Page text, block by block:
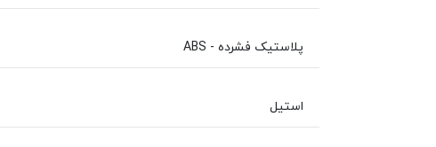
پلاستیک فشرده - ABS
استیل